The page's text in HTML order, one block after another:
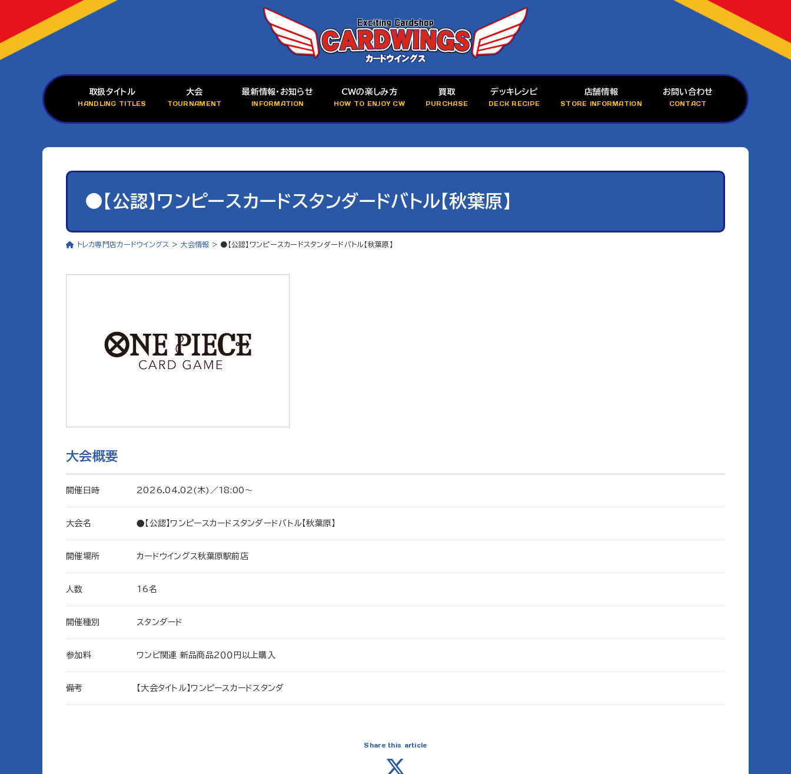
取扱タイトル
HANDLING TITLES
大会
TOURNAMENT
最新情報・お知らせ
INFORMATION
CWの楽しみ方
HOW TO ENJOY CW
買取
PURCHASE
デッキレシピ
DECK RECIPE
店舗情報
STORE INFORMATION
お問い合わせ
CONTACT
●【公認】ワンピースカードスタンダードバトル【秋葉原】
トレカ専門店カードウイングス > 大会情報 > ●【公認】ワンピースカードスタンダードバトル【秋葉原】
大会概要
開催日時 2026.04.02(木)／18:00〜
大会名 ●【公認】ワンピースカードスタンダードバトル【秋葉原】
開催場所 カードウイングス秋葉原駅前店
人数 16名
開催種別 スタンダード
参加料 ワンピ関連 新品商品２００円以上購入
備考 【大会タイトル】ワンピースカードスタンダ
Share this article